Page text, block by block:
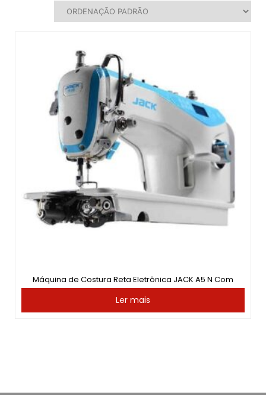
Máquina de Costura Reta Eletrônica JACK A5 N Com
Ler mais